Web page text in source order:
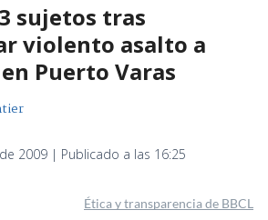
sujetos tras
violento asalto a
Puerto Varas
2009 | Publicado a las 16:25
Ética y transparencia de BBCL